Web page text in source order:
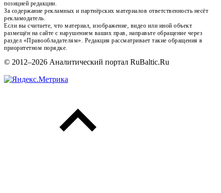
позицией редакции.
За содержание рекламных и партнёрских материалов ответственность несёт
рекламодатель.
Если вы считаете, что материал, изображение, видео или иной объект
размещён на сайте с нарушением ваших прав, направьте обращение через
раздел «Правообладателям». Редакция рассматривает такие обращения в
приоритетном порядке.
© 2012–2026 Аналитический портал RuBaltic.Ru